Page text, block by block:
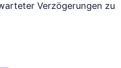
Verzögerungen zu